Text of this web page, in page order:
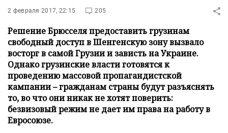
2 февраля 2017, 22:15 205
Решение Брюсселя предоставить грузинам
свободный доступ в Шенгенскую зону вызвало
восторг в самой Грузии и зависть на Украине.
Однако грузинские власти готовятся к
проведению массовой пропагандистской
кампании – гражданам страны будут разъяснять
то, во что они никак не хотят поверить:
безвизовый режим не дает им права на работу в
Евросоюзе.